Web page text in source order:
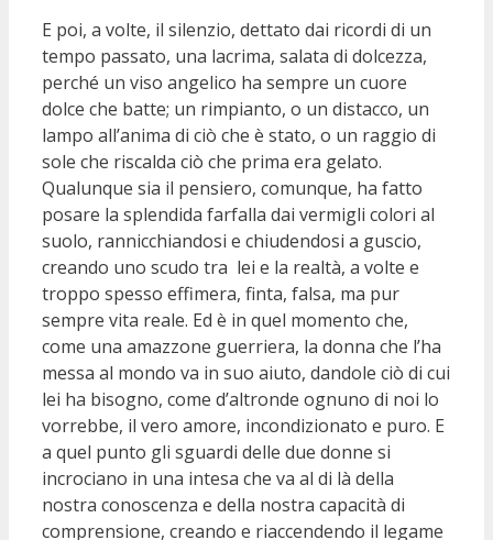
E poi, a volte, il silenzio, dettato dai ricordi di un
tempo passato, una lacrima, salata di dolcezza,
perché un viso angelico ha sempre un cuore
dolce che batte; un rimpianto, o un distacco, un
lampo all’anima di ciò che è stato, o un raggio di
sole che riscalda ciò che prima era gelato.
Qualunque sia il pensiero, comunque, ha fatto
posare la splendida farfalla dai vermigli colori al
suolo, rannicchiandosi e chiudendosi a guscio,
creando uno scudo tra lei e la realtà, a volte e
troppo spesso effimera, finta, falsa, ma pur
sempre vita reale. Ed è in quel momento che,
come una amazzone guerriera, la donna che l’ha
messa al mondo va in suo aiuto, dandole ciò di cui
lei ha bisogno, come d’altronde ognuno di noi lo
vorrebbe, il vero amore, incondizionato e puro. E
a quel punto gli sguardi delle due donne si
incrociano in una intesa che va al di là della
nostra conoscenza e della nostra capacità di
comprensione, creando e riaccendendo il legame